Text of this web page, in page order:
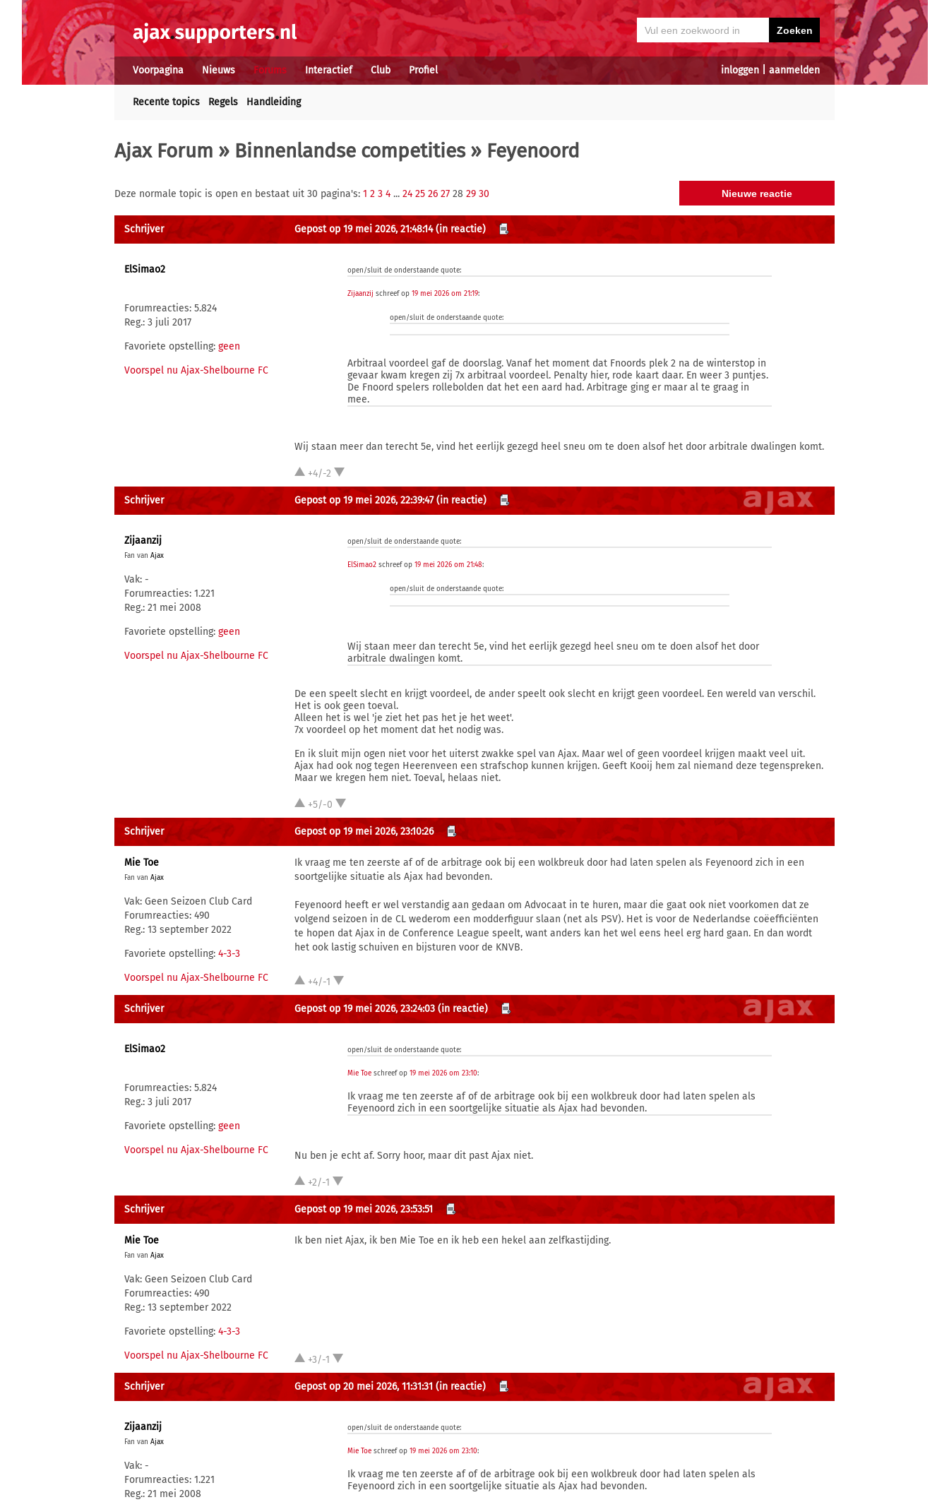
inloggen aanmelden
Voorpagina Nieuws Forums Interactief Club Profiel
Recente topics Regels Handleiding
Ajax Forum » Binnenlandse competities» Feyenoord
Deze normale topic is open en bestaat uit 30 pagina's: 1 2 3 4 ... 24 25 26 27 28 29 30
Schrijver Gepost op 19 mei 2026, 21:48:14 (in reactie)
ElSimao2
Forumreacties: 5.824
Reg.: 3 juli 2017
Favoriete opstelling: geen
Voorspel nu Ajax-Shelbourne FC
open/sluit de onderstaande quote:
Zijaanzij schreef op19 mei 2026 om 21:19:
open/sluit de onderstaande quote:
Arbitraal voordeel gaf de doorslag. Vanaf het moment dat Fnoords plek 2 na de winterstop in
gevaar kwam kregen zij 7x arbitraal voordeel. Penalty hier, rode kaart daar. En weer 3 puntjes.
De Fnoord spelers rollebolden dat het een aard had. Arbitrage ging er maar al te graag in
mee.
Wij staan meer dan terecht 5e, vind het eerlijk gezegd heel sneu om te doen alsof het door arbitrale dwalingen komt.
+4/-2
Schrijver Gepost op 19 mei 2026, 22:39:47 (in reactie)
Zijaanzij
Fan van Ajax
Vak: -
Forumreacties: 1.221
Reg.: 21 mei 2008
Favoriete opstelling: geen
Voorspel nu Ajax-Shelbourne FC
open/sluit de onderstaande quote:
ElSimao2 schreef op19 mei 2026 om 21:48:
open/sluit de onderstaande quote:
Wij staan meer dan terecht 5e, vind het eerlijk gezegd heel sneu om te doen alsof het door
arbitrale dwalingen komt.
De een speelt slecht en krijgt voordeel, de ander speelt ook slecht en krijgt geen voordeel. Een wereld van verschil.
Het is ook geen toeval.
Alleen het is wel 'je ziet het pas het je het weet'.
7x voordeel op het moment dat het nodig was.
En ik sluit mijn ogen niet voor het uiterst zwakke spel van Ajax. Maar wel of geen voordeel krijgen maakt veel uit.
Ajax had ook nog tegen Heerenveen een strafschop kunnen krijgen. Geeft Kooij hem zal niemand deze tegenspreken.
Maar we kregen hem niet. Toeval, helaas niet.
+5/-0
Schrijver Gepost op 19 mei 2026, 23:10:26
Mie Toe
Fan van Ajax
Vak: Geen Seizoen Club Card
Forumreacties: 490
Reg.: 13 september 2022
Favoriete opstelling: 4-3-3
Voorspel nu Ajax-Shelbourne FC
Ik vraag me ten zeerste af of de arbitrage ook bij een wolkbreuk door had laten spelen als Feyenoord zich in een
soortgelijke situatie als Ajax had bevonden.
Feyenoord heeft er wel verstandig aan gedaan om Advocaat in te huren, maar die gaat ook niet voorkomen dat ze
volgend seizoen in de CL wederom een modderfiguur slaan (net als PSV). Het is voor de Nederlandse coëefficiënten
te hopen dat Ajax in de Conference League speelt, want anders kan het wel eens heel erg hard gaan. En dan wordt
het ook lastig schuiven en bijsturen voor de KNVB.
+4/-1
Schrijver Gepost op 19 mei 2026, 23:24:03 (in reactie)
ElSimao2
Forumreacties: 5.824
Reg.: 3 juli 2017
Favoriete opstelling: geen
Voorspel nu Ajax-Shelbourne FC
open/sluit de onderstaande quote:
Mie Toe schreef op19 mei 2026 om 23:10:
Ik vraag me ten zeerste af of de arbitrage ook bij een wolkbreuk door had laten spelen als
Feyenoord zich in een soortgelijke situatie als Ajax had bevonden.
Nu ben je echt af. Sorry hoor, maar dit past Ajax niet.
+2/-1
Schrijver Gepost op 19 mei 2026, 23:53:51
Mie Toe
Fan van Ajax
Vak: Geen Seizoen Club Card
Forumreacties: 490
Reg.: 13 september 2022
Favoriete opstelling: 4-3-3
Voorspel nu Ajax-Shelbourne FC
Ik ben niet Ajax, ik ben Mie Toe en ik heb een hekel aan zelfkastijding.
+3/-1
Schrijver Gepost op 20 mei 2026, 11:31:31 (in reactie)
Zijaanzij
Fan van Ajax
Vak: -
Forumreacties: 1.221
Reg.: 21 mei 2008
open/sluit de onderstaande quote:
Mie Toe schreef op19 mei 2026 om 23:10:
Ik vraag me ten zeerste af of de arbitrage ook bij een wolkbreuk door had laten spelen als
Feyenoord zich in een soortgelijke situatie als Ajax had bevonden.